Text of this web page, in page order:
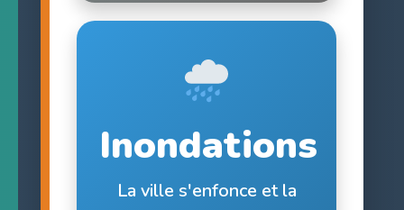
Inondations
La ville s'enfonce et la